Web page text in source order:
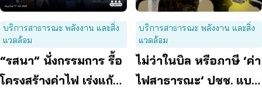
บริการสาธารณะ พลังงาน และสิ่ง
แวดล้อม
“รสนา” นั่งกรรมการ รื้อ
โครงสร้างค่าไฟ เร่งแก้
บริการสาธารณะ พลังงาน และสิ่ง
แวดล้อม
ไม่ว่าในบิล หรือภาษี ‘ค่า
ไฟสาธารณะ’ ปชช. แบก